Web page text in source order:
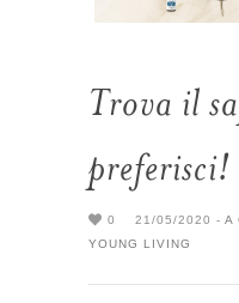
Trova il
preferisci!
0 21/05/2020 - A
YOUNG LIVING